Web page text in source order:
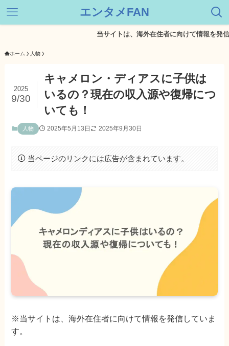
エンタメFAN
当サイトは、海外在住者に向けて情報を発信してい
ホーム 人物
キャメロン・ディアスに子供は
いるの？現在の収入源や復帰につ
いても！
2025
9/30
人物 2025年5月13日 2025年9月30日
当ページのリンクには広告が含まれています。
※当サイトは、海外在住者に向けて情報を発信していま
す。